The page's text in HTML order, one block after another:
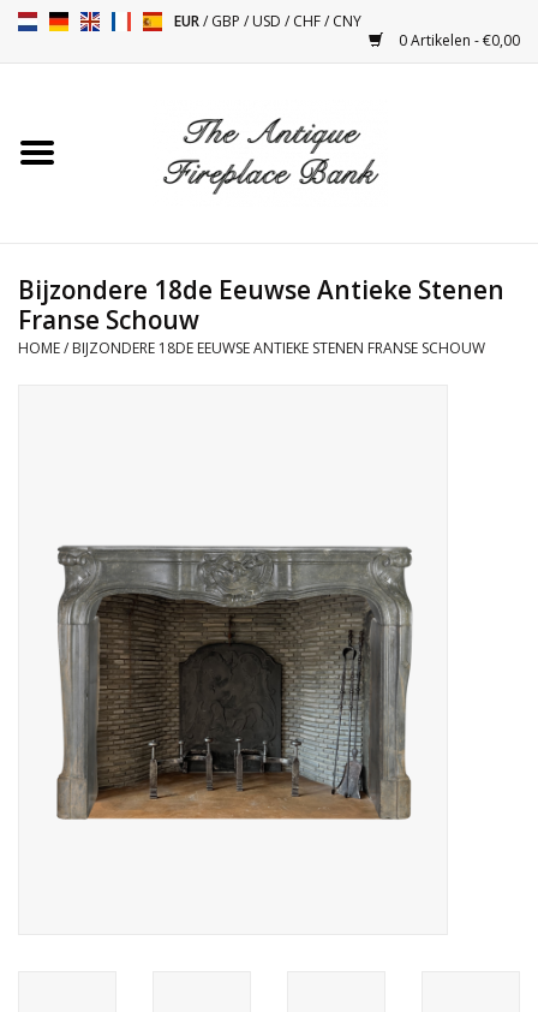
EUR/GBP /USD /CHF/CNY
0 Artikelen - €0,00
Toebehoren
Kacheltjes
Decoratieve Outdoor
Objecten
Vloeren - Steen, Terra Cotta
& Marmer
Outlet
Bijzondere 18de Eeuwse Antieke Stenen
Franse Schouw
HOME/ BIJZONDERE 18DE EEUWSE ANTIEKE STENEN FRANSE SCHOUW